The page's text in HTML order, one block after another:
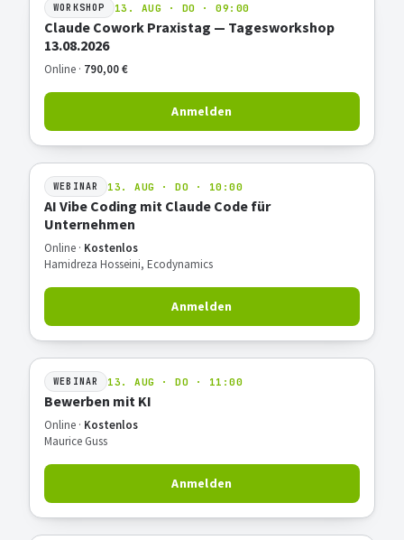
WORKSHOP 13. AUG · DO · 09:00
Claude Cowork Praxistag — Tagesworkshop
13.08.2026
Online · 790,00 €
Anmelden
WEBINAR 13. AUG · DO · 10:00
AI Vibe Coding mit Claude Code für
Unternehmen
Online · Kostenlos
Hamidreza Hosseini, Ecodynamics
Anmelden
WEBINAR 13. AUG · DO · 11:00
Bewerben mit KI
Online · Kostenlos
Maurice Guss
Anmelden